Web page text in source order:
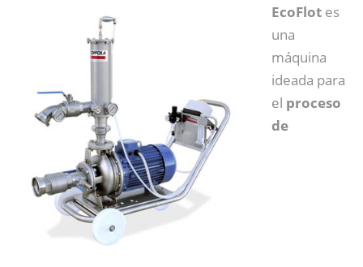
EcoFlot es
una
máquina
ideada para
el proceso
de